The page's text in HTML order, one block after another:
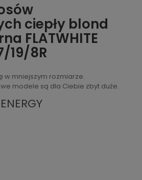
ciepły blond
FLATWHITE
19/8R
w mniejszym rozmiarze.
modele są dla Ciebie zbyt duże.